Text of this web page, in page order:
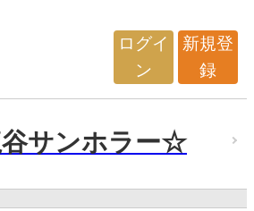
ログイ
ン
新規登
録
サンホラー☆